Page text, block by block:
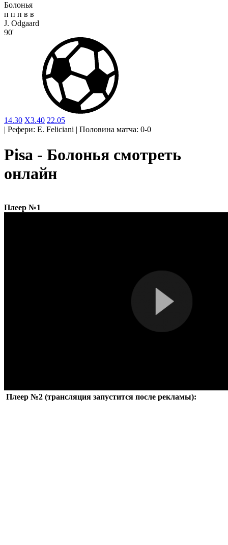
Болонья
п п п в в
J. Odgaard
90'
14.30 X3.40 22.05
| Рефери: E. Feliciani | Половина матча: 0-0
Pisa - Болонья смотреть
онлайн
Плеер №1
Плеер №2 (трансляция запустится после рекламы):